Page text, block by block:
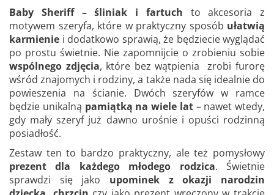
Baby Sheriff – śliniak i fartuch to akcesoria z
motywem szeryfa, które w praktyczny sposób ułatwią
karmienie i dodatkowo sprawią, że będziecie wyglądać
po prostu świetnie. Nie zapomnijcie o zrobieniu sobie
wspólnego zdjęcia, które bez wątpienia zrobi furorę
wśród znajomych i rodziny, a także nada się idealnie do
powieszenia na ścianie. Dwóch szeryfów w ramce
będzie unikalną pamiątką na wiele lat– nawet wtedy,
gdy mały szeryf już dawno urośnie i opuści rodzinną
posiadłość.
Zestaw ten to bardzo praktyczny, ale też pomysłowy
prezent dla każdego młodego rodzica. Świetnie
sprawdzi się jako upominek z okazji narodzin